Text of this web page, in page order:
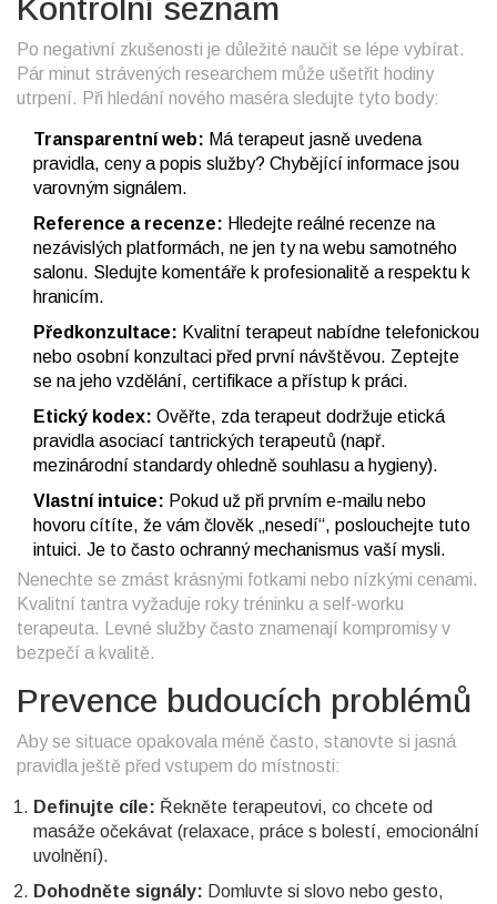
Kontrolní seznam
Po negativní zkušenosti je důležité naučit se lépe vybírat.
Pár minut strávených researchem může ušetřit hodiny
utrpení. Při hledání nového maséra sledujte tyto body:
Transparentní web: Má terapeut jasně uvedena
pravidla, ceny a popis služby? Chybějící informace jsou
varovným signálem.
Reference a recenze: Hledejte reálné recenze na
nezávislých platformách, ne jen ty na webu samotného
salonu. Sledujte komentáře k profesionalitě a respektu k
hranicím.
Předkonzultace: Kvalitní terapeut nabídne telefonickou
nebo osobní konzultaci před první návštěvou. Zeptejte
se na jeho vzdělání, certifikace a přístup k práci.
Etický kodex: Ověřte, zda terapeut dodržuje etická
pravidla asociací tantrických terapeutů (např.
mezinárodní standardy ohledně souhlasu a hygieny).
Vlastní intuice: Pokud už při prvním e-mailu nebo
hovoru cítíte, že vám člověk „nesedí“, poslouchejte tuto
intuici. Je to často ochranný mechanismus vaší mysli.
Nenechte se zmást krásnými fotkami nebo nízkými cenami.
Kvalitní tantra vyžaduje roky tréninku a self-worku
terapeuta. Levné služby často znamenají kompromisy v
bezpečí a kvalitě.
Prevence budoucích problémů
Aby se situace opakovala méně často, stanovte si jasná
pravidla ještě před vstupem do místnosti:
Definujte cíle: Řekněte terapeutovi, co chcete od
masáže očekávat (relaxace, práce s bolestí, emocionální
uvolnění).
Dohodněte signály: Domluvte si slovo nebo gesto,